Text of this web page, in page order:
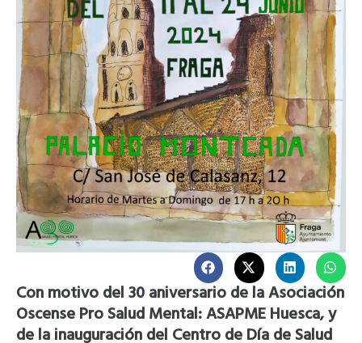
Con motivo del 30 aniversario de la Asociación
Oscense Pro Salud Mental: ASAPME Huesca, y
de la inauguración del Centro de Día de Salud